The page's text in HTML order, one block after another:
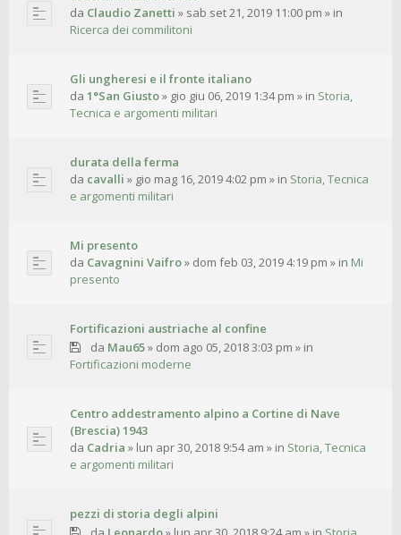
da Claudio Zanetti » sab set 21, 2019 11:00 pm » in
Ricerca dei commilitoni
Gli ungheresi e il fronte italiano
da 1°San Giusto» gio giu 06, 2019 1:34 pm » in Storia,
Tecnica e argomenti militari
durata della ferma
da cavalli » gio mag 16, 2019 4:02 pm » in Storia, Tecnica
e argomenti militari
Mi presento
da Cavagnini Vaifro» dom feb 03, 2019 4:19 pm » in Mi
presento
Fortificazioni austriache al confine
da Mau65» dom ago 05, 2018 3:03 pm » in
Fortificazioni moderne
Centro addestramento alpino a Cortine di Nave
(Brescia) 1943
da Cadria » lun apr 30, 2018 9:54 am » in Storia, Tecnica
e argomenti militari
pezzi di storia degli alpini